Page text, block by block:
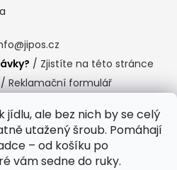
jídlu, ale bez nich by se celý
utažený šroub. Pomáhají
– od košíku po
vám sedne do ruky.
/ Zjistíte na této stránce
/ Reklamační formulář